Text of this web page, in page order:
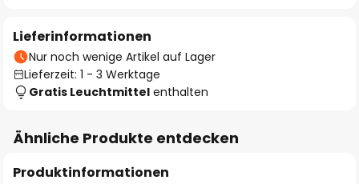
Lieferinformationen
Nur noch wenige Artikel auf Lager
Lieferzeit: 1 - 3 Werktage
Gratis Leuchtmittel enthalten
Ähnliche Produkte entdecken
Produktinformationen